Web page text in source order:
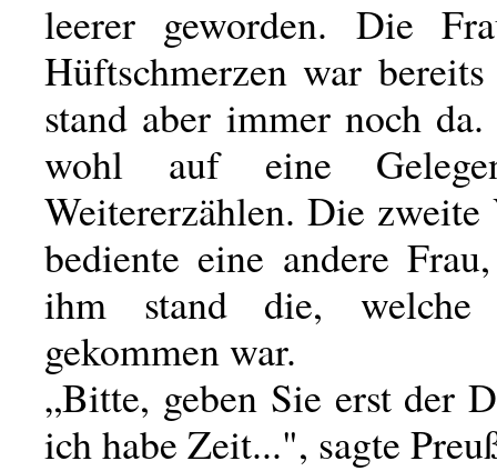
leerer geworden. Die
Hüftschmerzen war
stand aber immer noch
wohl auf eine
Weitererzählen. Die
bediente eine andere
ihm stand die,
gekommen war.
„Bitte, geben Sie erst der
ich habe Zeit...", sagte